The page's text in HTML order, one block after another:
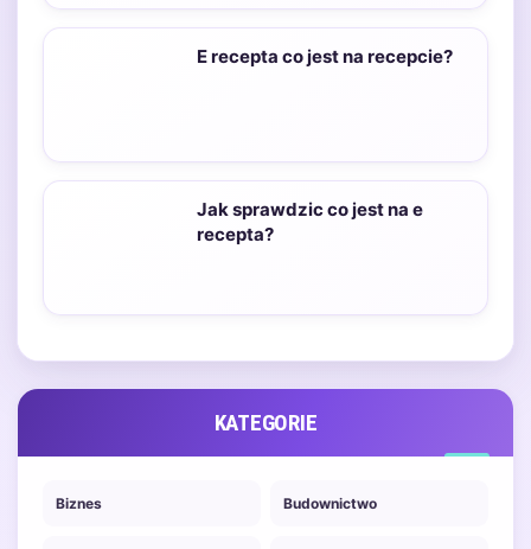
E recepta co jest na recepcie?
Jak sprawdzic co jest na e
recepta?
KATEGORIE
Biznes Budownictwo